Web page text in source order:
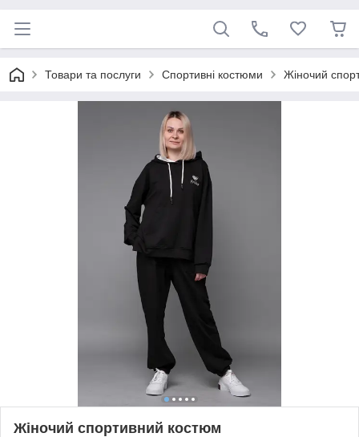
Товари та послуги Спортивні костюми Жіночий
Жіночий спортивний костюм